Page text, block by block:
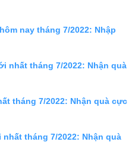
nay tháng 7/2022: Nhập
nhất tháng 7/2022: Nhận quà
tháng 7/2022: Nhận quà cực
tháng 7/2022: Nhận quà